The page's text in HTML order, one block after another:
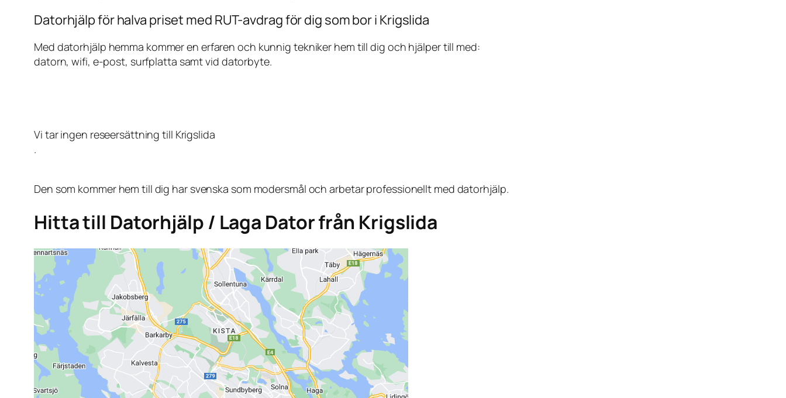
Datorhjälp för halva priset med RUT-avdrag för dig som bor i Krigslida
Med datorhjälp hemma kommer en erfaren och kunnig tekniker hem till dig och hjälper till med:
datorn, wifi, e-post, surfplatta samt vid datorbyte.
Vi tar ingen reseersättning till Krigslida
.
Den som kommer hem till dig har svenska som modersmål och arbetar professionellt med datorhjälp.
Hitta till Datorhjälp / Laga Dator från Krigslida